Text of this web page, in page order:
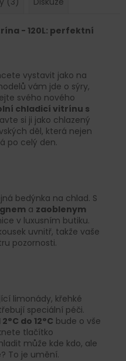
- 120L: perfektní
vystavit jako na
vám jde o sýry,
svého nového
chladicí vitrínu s
si ji jako chlazený
děl, která nejen
po celý den.
bedýnka na chlad. S
a zaoblenym
v luxusním butiku.
uvnitř, takže vaše
pozornosti.
limonády, křehké
speciální péči.
do 12°C bude o vše
tlačítko
může kde kdo, ale
To je umění.